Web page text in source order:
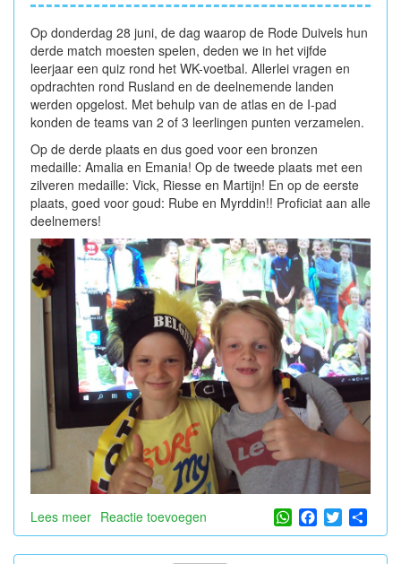
Op donderdag 28 juni, de dag waarop de Rode Duivels hun
derde match moesten spelen, deden we in het vijfde
leerjaar een quiz rond het WK-voetbal. Allerlei vragen en
opdrachten rond Rusland en de deelnemende landen
werden opgelost. Met behulp van de atlas en de I-pad
konden de teams van 2 of 3 leerlingen punten verzamelen.
Op de derde plaats en dus goed voor een bronzen
medaille: Amalia en Emania! Op de tweede plaats met een
zilveren medaille: Vick, Riesse en Martijn! En op de eerste
plaats, goed voor goud: Rube en Myrddin!! Proficiat aan alle
deelnemers!
Lees meer over
Winnaars
WK
Reactie toevoegen WhatsApp
Facebook
Twitter